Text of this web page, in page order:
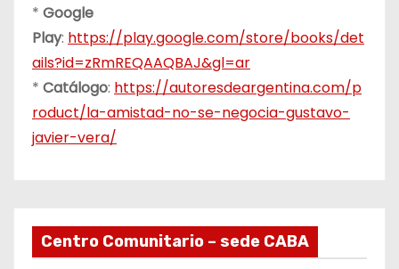
* Google
Play: https://play.google.com/store/books/det
ails?id=zRmREQAAQBAJ&gl=ar
* Catálogo: https://autoresdeargentina.com/p
roduct/la-amistad-no-se-negocia-gustavo-
javier-vera/
Centro Comunitario – sede CABA